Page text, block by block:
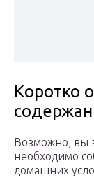
Коротко
Возможно, вы
необходимо
домашних